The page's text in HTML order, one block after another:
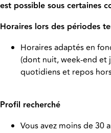
est possible sous certaines
Horaires lors des périodes
Horaires adaptés en
(dont nuit, week-end et
quotidiens et repos
Profil recherché
Vous avez moins de 30